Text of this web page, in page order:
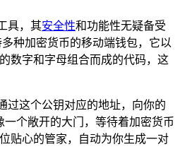
具，其安全性和功能性无疑备受
种加密货币的移动端钱包，它以
数字和字母组合而成的代码，这
过这个公钥对应的地址，向你的
个敞开的大门，等待着加密货币
贴心的管家，自动为你生成一对